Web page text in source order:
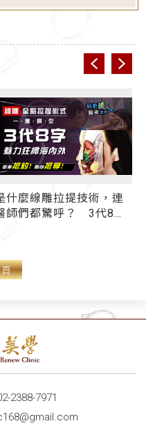
皺紋大全-2｜木偶紋、
角下垂 打玻尿酸、埋線
2388-7971